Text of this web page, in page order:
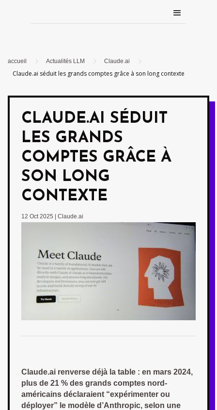
accueil 5 Actualités LLM 5 Claude.ai 5
Claude.ai séduit les grands comptes grâce à son long contexte
CLAUDE.AI SÉDUIT
LES GRANDS
COMPTES GRÂCE À
SON LONG
CONTEXTE
12 Oct 2025 Claude.ai
Claude.ai renverse déjà la table : en mars 2024,
plus de 21 % des grands comptes nord-
américains déclaraient “expérimenter ou
déployer” le modèle d’Anthropic, selon une